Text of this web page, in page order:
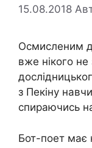
15.08.2018
Осмисленим
вже нікого не
з Пекіну
спираючись
Бот-поет має